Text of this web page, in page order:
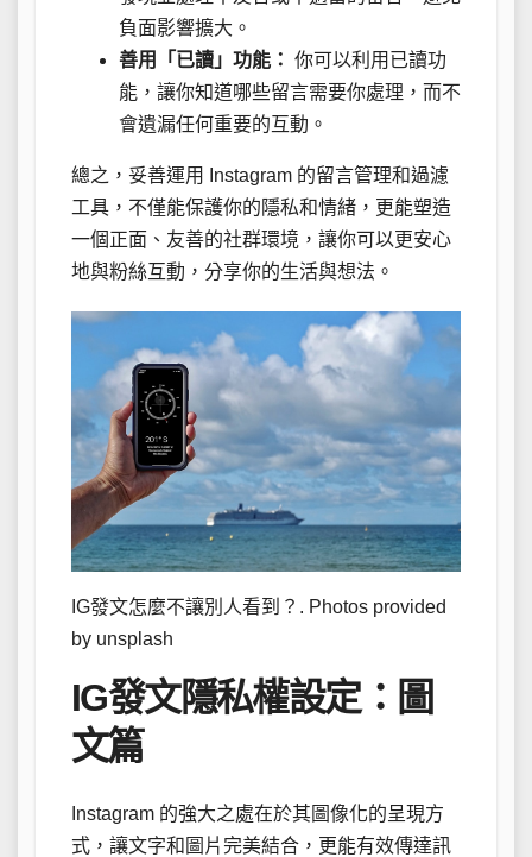
負面影響擴大。
善用「已讀」功能： 你可以利用已讀功
能，讓你知道哪些留言需要你處理，而不
會遺漏任何重要的互動。
總之，妥善運用 Instagram 的留言管理和過濾
工具，不僅能保護你的隱私和情緒，更能塑造
一個正面、友善的社群環境，讓你可以更安心
地與粉絲互動，分享你的生活與想法。
IG發文怎麼不讓別人看到？. Photos provided
by unsplash
IG發文隱私權設定：圖
文篇
Instagram 的強大之處在於其圖像化的呈現方
式，讓文字和圖片完美結合，更能有效傳達訊